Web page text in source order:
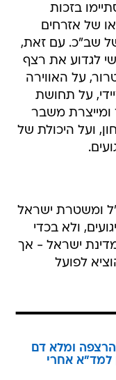
בזכות
של אזרחים
של שב"כ. עם זאת,
לגדוע את רצף
על האווירה
על תחושת
ומייצרת משבר
ועל היכולת של
ומשטרת ישראל
ולא בכדי
ישראל - אך
לפועל
ומלא דם
למד"א אחרי